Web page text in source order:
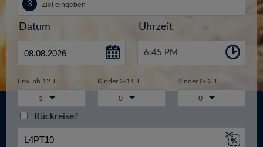
Datum Uhrzeit
6:45 PM
Erw. ab 12 J. Kinder 2-11 J. Kinder 0- 2 J.
1 0 0
Rückreise?